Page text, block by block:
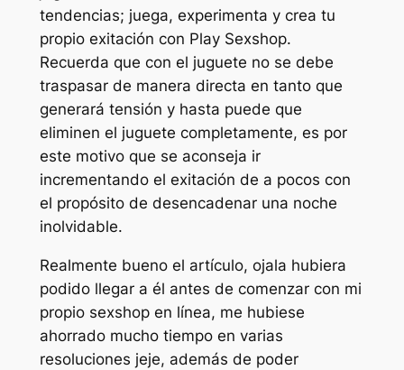
tendencias; juega, experimenta y crea tu
propio exitación con Play Sexshop.
Recuerda que con el juguete no se debe
traspasar de manera directa en tanto que
generará tensión y hasta puede que
eliminen el juguete completamente, es por
este motivo que se aconseja ir
incrementando el exitación de a pocos con
el propósito de desencadenar una noche
inolvidable.
Realmente bueno el artículo, ojala hubiera
podido llegar a él antes de comenzar con mi
propio sexshop en línea, me hubiese
ahorrado mucho tiempo en varias
resoluciones jeje, además de poder